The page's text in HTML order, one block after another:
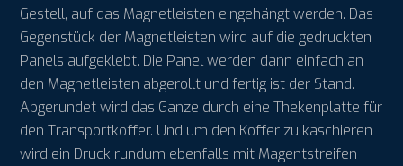
Gestell, auf das Magnetleisten eingehängt werden. Das
Gegenstück der Magnetleisten wird auf die gedruckten
Panels aufgeklebt. Die Panel werden dann einfach an
den Magnetleisten abgerollt und fertig ist der Stand.
Abgerundet wird das Ganze durch eine Thekenplatte für
den Transportkoffer. Und um den Koffer zu kaschieren
wird ein Druck rundum ebenfalls mit Magentstreifen